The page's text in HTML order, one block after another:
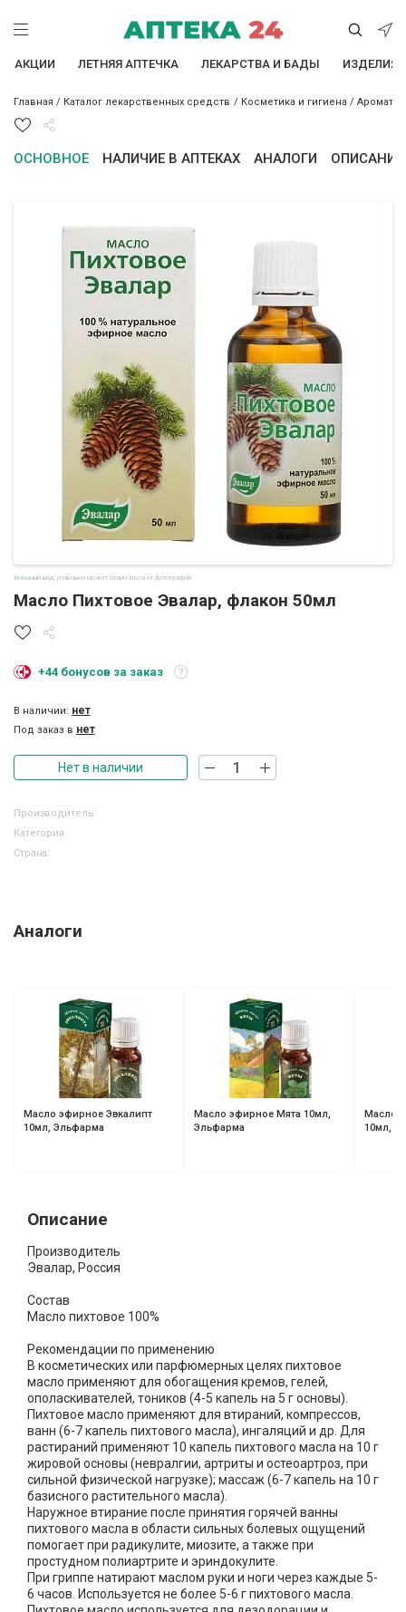
АКЦИИ ЛЕТНЯЯ АПТЕЧКА ЛЕКАРСТВА И БАДЫ ИЗДЕЛИЯ
Главная / Каталог лекарственных средств / Косметика и гигиена /
ОСНОВНОЕ НАЛИЧИЕ В АПТЕКАХ АНАЛОГИ ОПИСАНИЕ
Внешний вид упаковки может отличаться от фотографий
Масло Пихтовое Эвалар, флакон 50мл
+44 бонусов за заказ
В наличии: нет
Под заказ в нет
Нет в наличии
Производитель:
Категория:
Страна:
Аналоги
Масло эфирное Эвкалипт
10мл, Эльфарма
Масло эфирное Мята 10мл,
Эльфарма
Масло
10мл,
Описание
Производитель
Эвалар, Россия
Состав
Масло пихтовое 100%
Рекомендации по применению
В косметических или парфюмерных целях пихтовое
масло применяют для обогащения кремов, гелей,
ополаскивателей, тоников (4-5 капель на 5 г основы).
Пихтовое масло применяют для втираний, компрессов,
ванн (6-7 капель пихтового масла), ингаляций и др. Для
растираний применяют 10 капель пихтового масла на 10 г
жировой основы (невралгии, артриты и остеоартроз, при
сильной физической нагрузке); массаж (6-7 капель на 10 г
базисного растительного масла).
Наружное втирание после принятия горячей ванны
пихтового масла в области сильных болевых ощущений
помогает при радикулите, миозите, а также при
простудном полиартрите и эриндокулите.
При гриппе натирают маслом руки и ноги через каждые 5-
6 часов. Используется не более 5-6 г пихтового масла.